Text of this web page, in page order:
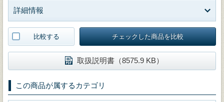
詳細情報
比較する チェックした商品を比較
取扱説明書（8575.9 KB）
この商品が属するカテゴリ